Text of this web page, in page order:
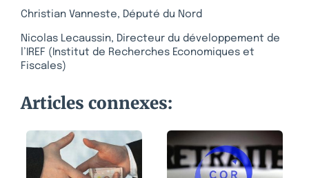
Christian Vanneste, Député du Nord
Nicolas Lecaussin, Directeur du développement de
l’IREF (Institut de Recherches Economiques et
Fiscales)
Articles connexes: